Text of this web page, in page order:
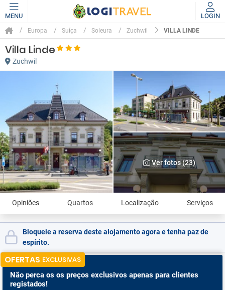
MENU LOGIN
Europa Suíça Soleura Zuchwil VILLA LINDE
Villa Linde
Zuchwil
Ver fotos (23)
Opiniões Quartos Localização Serviços
Bloqueie a reserva deste alojamento agora e tenha paz de
espírito.
OFERTAS EXCLUSIVAS
Não perca os os preços exclusivos apenas para clientes
registados!